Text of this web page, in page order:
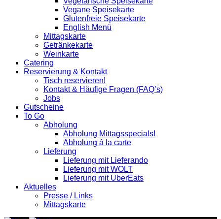
Vegane Speisekarte
Glutenfreie Speisekarte
English Menü
Mittagskarte
Getränkekarte
Weinkarte
Catering
Reservierung & Kontakt
Tisch reservieren!
Kontakt & Häufige Fragen (FAQ’s)
Jobs
Gutscheine
To Go
Abholung
Abholung Mittagsspecials!
Abholung á la carte
Lieferung
Lieferung mit Lieferando
Lieferung mit WOLT
Lieferung mit UberEats
Aktuelles
Presse / Links
Mittagskarte